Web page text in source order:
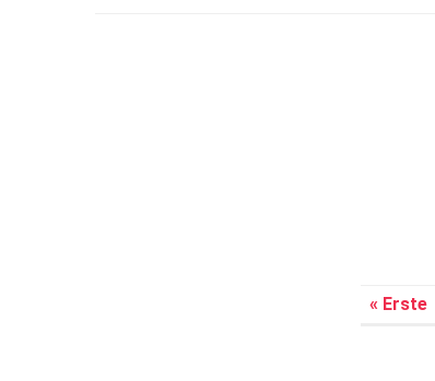
« Erste